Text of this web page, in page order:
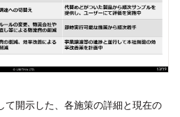
て開示した、各施策の詳細と現在の